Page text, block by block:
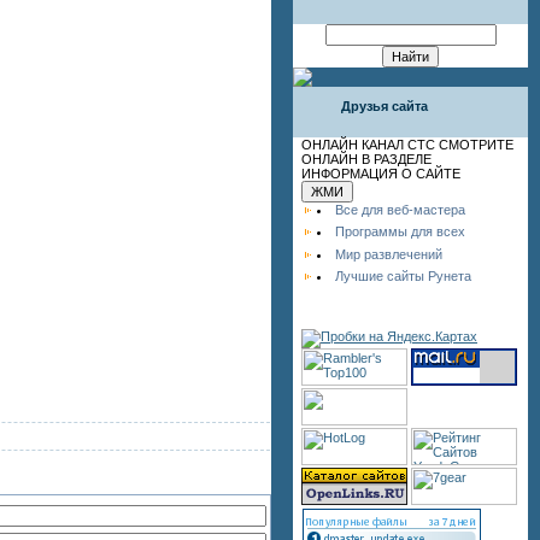
Друзья сайта
ОНЛАЙН КАНАЛ СТС СМОТРИТЕ
ОНЛАЙН В РАЗДЕЛЕ
ИНФОРМАЦИЯ О САЙТЕ
Все для веб-мастера
Программы для всех
Мир развлечений
Лучшие сайты Рунета